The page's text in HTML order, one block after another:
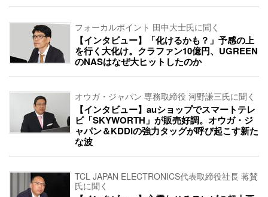
フォーカルポイント 田中大士氏に聞く
【インタビュー】「化けるかも？」予感の上
を行く大化け。クラファン10億円、UGREEN
のNASはなぜ大ヒットしたのか
オウガ・ジャパン 専務取締役 河野謙三氏に聞く
【インタビュー】auショップでスマートテレ
ビ「SKYWORTH」が販売好調。オウガ・ジ
ャパン＆KDDIの強力タッグが呼び起こす新た
な波
TCL JAPAN ELECTRONICS代表取締役社長 蒋賛
氏に聞く